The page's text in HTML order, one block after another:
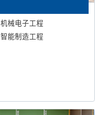
机械电子工程
智能制造工程